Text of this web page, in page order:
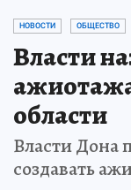
НОВОСТИ ОБЩЕСТВО
Власти
области
Власти Дона
создавать